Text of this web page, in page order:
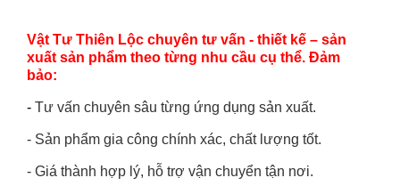
Vật Tư Thiên Lộc chuyên tư vấn - thiết kế – sản
xuất sản phẩm theo từng nhu cầu cụ thể. Đảm
bảo:
- Tư vấn chuyên sâu từng ứng dụng sản xuất.
- Sản phẩm gia công chính xác, chất lượng tốt.
- Giá thành hợp lý, hỗ trợ vận chuyển tận nơi.